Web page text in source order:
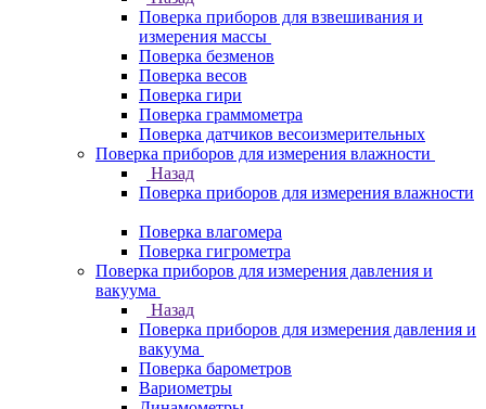
Поверка приборов для взвешивания и
измерения массы
Поверка безменов
Поверка весов
Поверка гири
Поверка граммометра
Поверка датчиков весоизмерительных
Поверка приборов для измерения влажности
Назад
Поверка приборов для измерения влажности
Поверка влагомера
Поверка гигрометра
Поверка приборов для измерения давления и
вакуума
Назад
Поверка приборов для измерения давления и
вакуума
Поверка барометров
Вариометры